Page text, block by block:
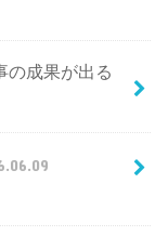
の成果が出る